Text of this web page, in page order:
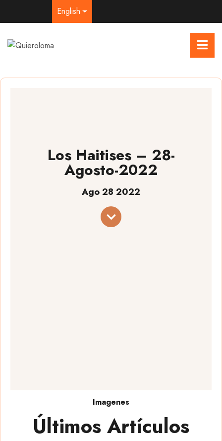
English
Los Haitises – 28-
Agosto-2022
Ago 28 2022
Imagenes
Últimos Artículos